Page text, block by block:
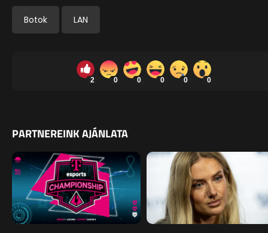
Botok LAN
2 0 0 0 0 0
PARTNEREINK AJÁNLATA